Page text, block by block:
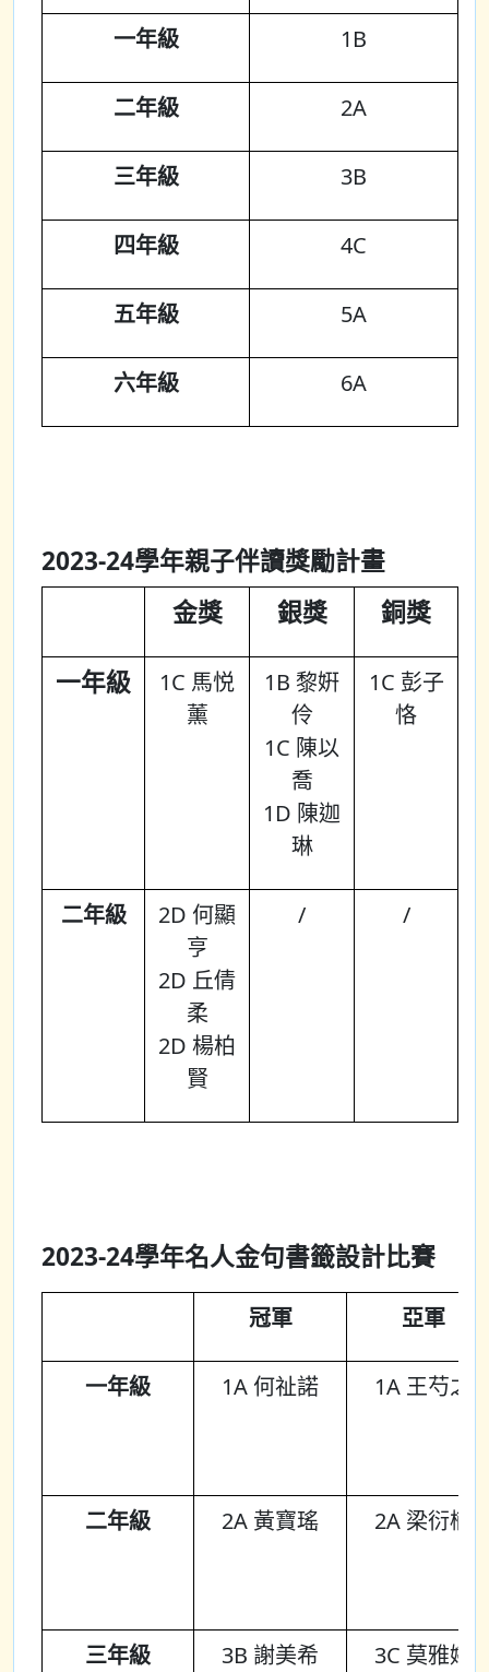
一年級 1B
二年級 2A
三年級 3B
四年級 4C
五年級 5A
六年級 6A
2023-24學年親子伴讀獎勵計畫
金獎
銀獎 銅獎
一年級
1C 馬悦
薰
1B 黎姸
伶
1C 陳以
喬
1D 陳迦
琳
1C 彭子
恪
二年級
2D 何顯
亨
2D 丘倩
柔
2D 楊柏
賢
/ /
2023-24學年名人金句書籤設計比賽
冠軍 亞軍
一年級 1A 何祉諾 1A 王芍之
二年級 2A 黃寶瑤 2A 梁衍楠
三年級 3B 謝美希 3C 莫雅婷